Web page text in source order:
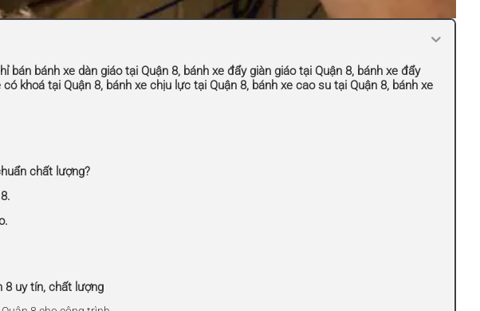
bán bánh xe dàn giáo tại Quận 8, bánh xe đẩy giàn giáo tại Quận 8, bánh xe đẩy
khoá tại Quận 8, bánh xe chịu lực tại Quận 8, bánh xe cao su tại Quận 8, bánh xe
chất lượng?
8 uy tín, chất lượng